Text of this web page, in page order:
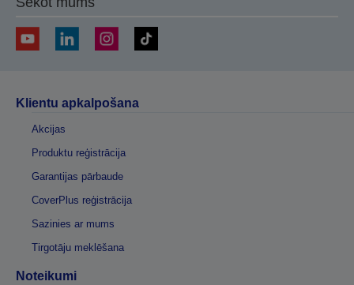
Klientu apkalpošana
Akcijas
Produktu reģistrācija
Garantijas pārbaude
CoverPlus reģistrācija
Sazinies ar mums
Tirgotāju meklēšana
Noteikumi